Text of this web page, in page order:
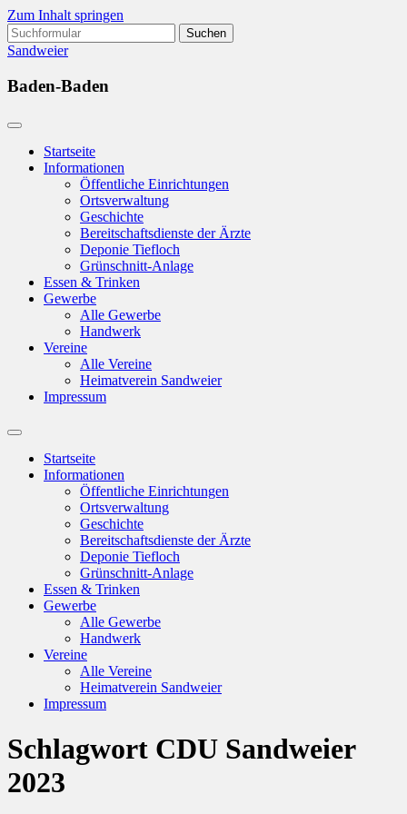
Zum Inhalt springen
Suchen
nach:
Sandweier
Baden-Baden
Startseite
Informationen
Öffentliche Einrichtungen
Ortsverwaltung
Geschichte
Bereitschaftsdienste der Ärzte
Deponie Tiefloch
Grünschnitt-Anlage
Essen & Trinken
Gewerbe
Alle Gewerbe
Handwerk
Vereine
Alle Vereine
Heimatverein Sandweier
Impressum
Suchfeld
ein-/ausblenden
Startseite
Informationen
Öffentliche Einrichtungen
Ortsverwaltung
Geschichte
Bereitschaftsdienste der Ärzte
Deponie Tiefloch
Grünschnitt-Anlage
Essen & Trinken
Gewerbe
Alle Gewerbe
Handwerk
Vereine
Alle Vereine
Heimatverein Sandweier
Impressum
Schlagwort CDU Sandweier
2023